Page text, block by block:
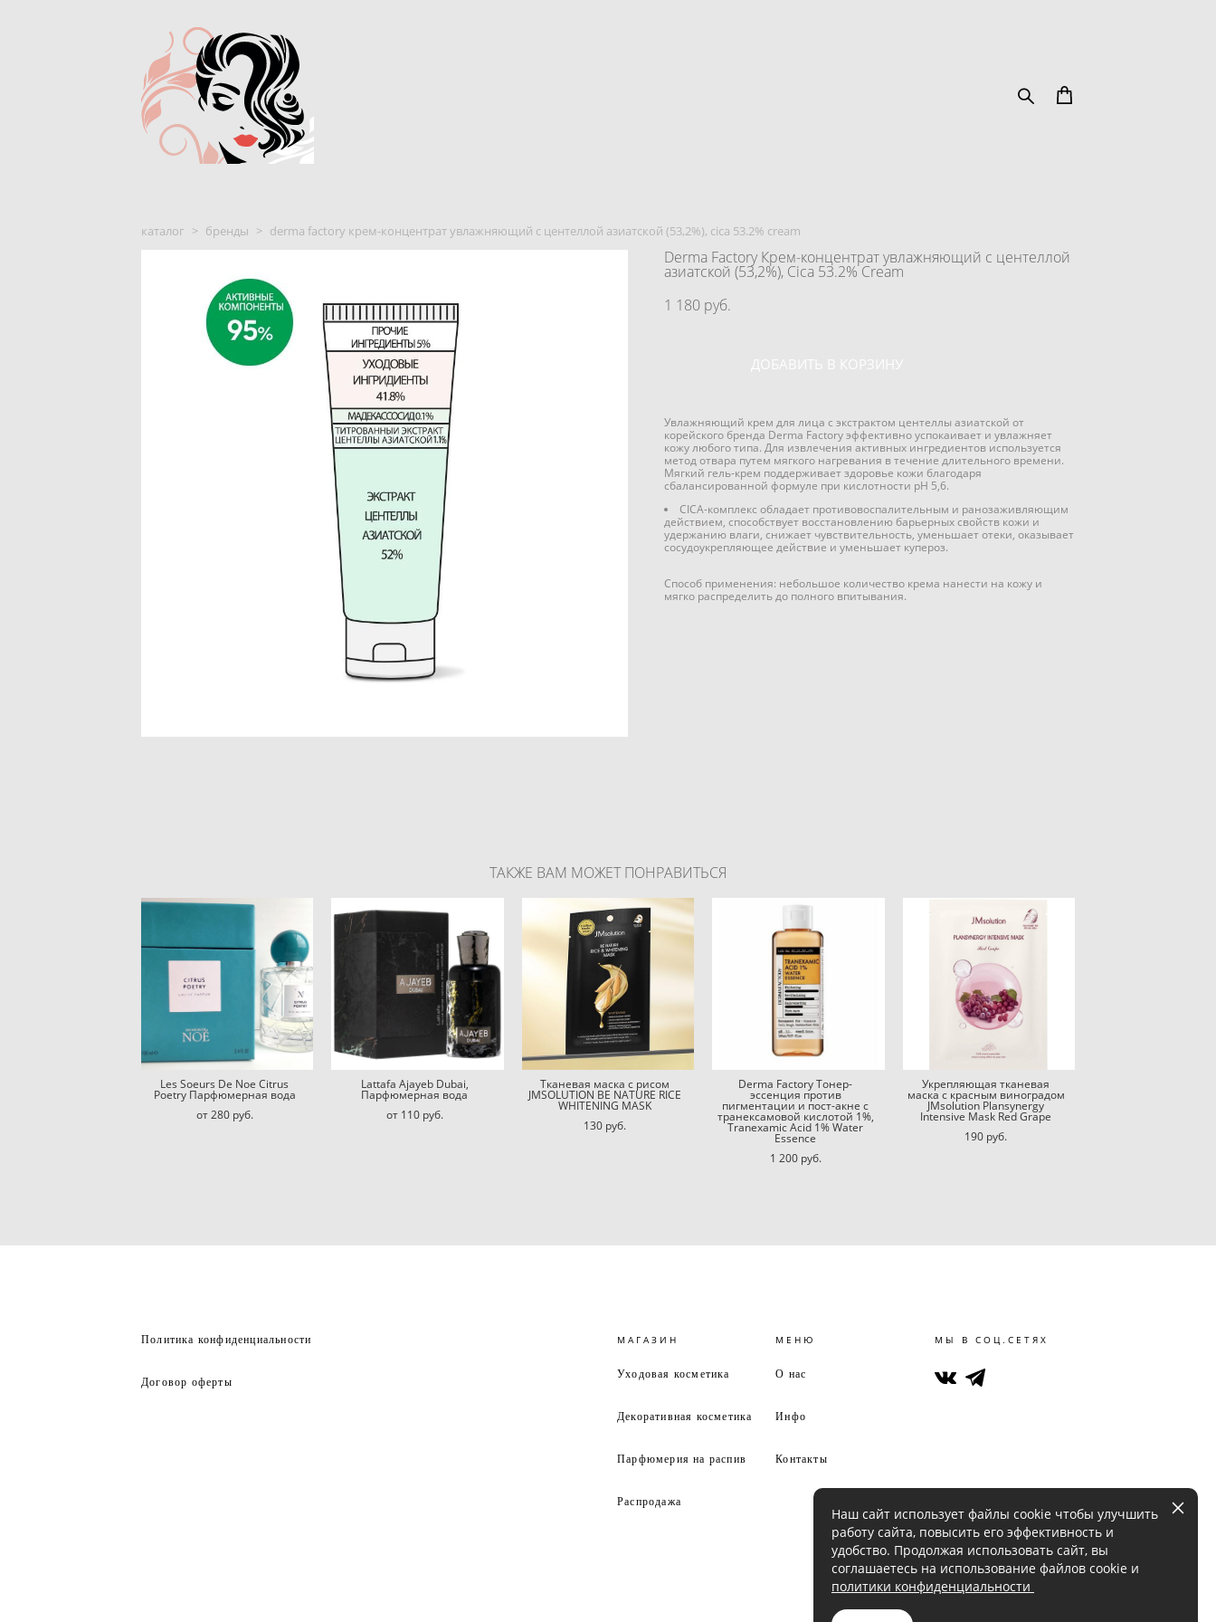
каталог > бренды > derma factory крем-концентрат увлажняющий с центеллой азиатской (53,2%), cica 53.2% cream
Derma Factory Крем-концентрат увлажняющий с центеллой
азиатской (53,2%), Cica 53.2% Cream
1 180 pуб.
ДОБАВИТЬ В КОРЗИНУ
Увлажняющий крем для лица с экстрактом центеллы азиатской от
корейского бренда Derma Factory эффективно успокаивает и увлажняет
кожу любого типа. Для извлечения активных ингредиентов используется
метод отвара путем мягкого нагревания в течение длительного времени.
Мягкий гель-крем поддерживает здоровье кожи благодаря
сбалансированной формуле при кислотности pH 5,6.
CICA-комплекс обладает противовоспалительным и ранозаживляющим
действием, способствует восстановлению барьерных свойств кожи и
удержанию влаги, снижает чувствительность, уменьшает отеки, оказывает
сосудоукрепляющее действие и уменьшает купероз.
Способ применения: небольшое количество крема нанести на кожу и
мягко распределить до полного впитывания.
ТАКЖЕ ВАМ МОЖЕТ ПОНРАВИТЬСЯ
Les Soeurs De Noe Citrus
Poetry Парфюмерная вода
от 280 pуб.
Lattafa Ajayeb Dubai,
Парфюмерная вода
от 110 pуб.
Тканевая маска с рисом
JMSOLUTION BE NATURE RICE
WHITENING MASK
130 pуб.
Derma Factory Тонер-
эссенция против
пигментации и пост-акне с
транексамовой кислотой 1%,
Tranexamic Acid 1% Water
Essence
1 200 pуб.
Укрепляющая тканевая
маска с красным виноградом
JMsolution Plansynergy
Intensive Mask Red Grape
190 pуб.
Политика конфиденциальности
Договор оферты
МАГАЗИН
Уходовая косметика
Декоративная косметика
Парфюмерия на распив
Распродажа
МЕНЮ
О нас
Инфо
Контакты
МЫ В СОЦ.СЕТЯХ
Наш сайт использует файлы cookie чтобы улучшить
работу сайта, повысить его эффективность и
удобство. Продолжая использовать сайт, вы
соглашаетесь на использование файлов cookie и
политики конфиденциальности